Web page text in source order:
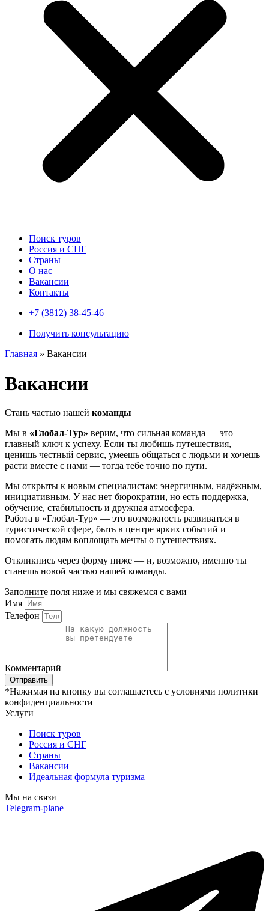
Поиск туров
Россия и СНГ
Cтраны
О нас
Вакансии
Контакты
+7 (3812) 38-45-46
Получить консультацию
Главная » Вакансии
Вакансии
Стань частью нашей команды
Мы в «Глобал-Тур» верим, что сильная команда — это
главный ключ к успеху. Если ты любишь путешествия,
ценишь честный сервис, умеешь общаться с людьми и хочешь
расти вместе с нами — тогда тебе точно по пути.
Мы открыты к новым специалистам: энергичным, надёжным,
инициативным. У нас нет бюрократии, но есть поддержка,
обучение, стабильность и дружная атмосфера.
Работа в «Глобал-Тур» — это возможность развиваться в
туристической сфере, быть в центре ярких событий и
помогать людям воплощать мечты о путешествиях.
Откликнись через форму ниже — и, возможно, именно ты
станешь новой частью нашей команды.
Заполните поля ниже и мы свяжемся с вами
Имя
Телефон
Комментарий
Отправить
*Нажимая на кнопку вы соглашаетесь с условиями политики
конфиденциальности
Услуги
Поиск туров
Россия и СНГ
Cтраны
Вакансии
Идеальная формула туризма
Мы на связи
Telegram-plane